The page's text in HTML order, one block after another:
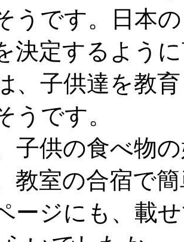
うです。日本
決定するよう
、子供達を教
うです。
子供の食べ物
教室の合宿で
ージにも、載